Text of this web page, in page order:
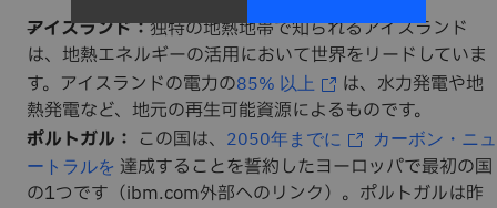
アイスランド：独特の地熱地帯で知られるアイスランド
は、地熱エネルギーの活用において世界をリードしていま
す。アイスランドの電力の85% 以上
は、水力発電や地
熱発電など、地元の再生可能資源によるものです。
ポルトガル： この国は、 2050年までに
カーボン・ニュ
ートラルを 達成することを誓約したヨーロッパで最初の国
の1つです（ibm.com外部へのリンク）。ポルトガルは昨